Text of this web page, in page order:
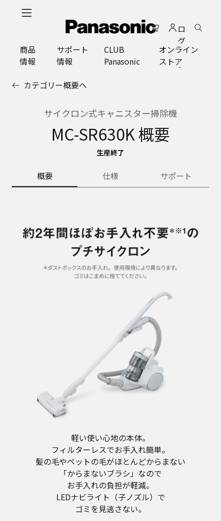
ロ
グ
イ
ン
商品
情報
サポート
情報
CLUB
Panasonic
オンライン
ストア
カテゴリー概要へ
サイクロン式キャニスター掃除機
MC-SR630K 概要
生産終了
概要 仕様 サポート
軽い使い心地の本体。
フィルターレスでお手入れ簡単。
髪の毛やペットの毛がほとんどからまない
「からまないブラシ」なので
お手入れの負担が軽減。
LEDナビライト（子ノズル）で
ゴミを見逃さない。